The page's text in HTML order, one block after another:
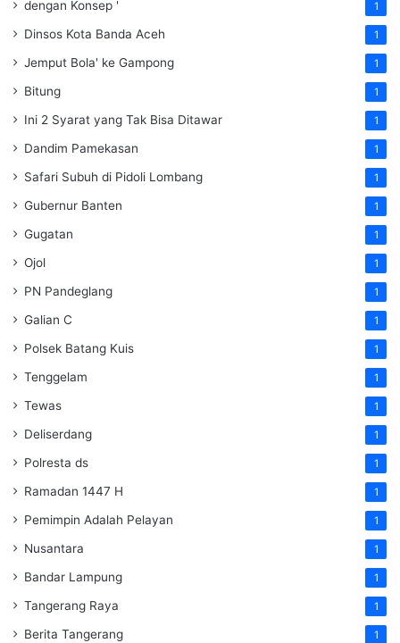
dengan Konsep ' 1
Dinsos Kota Banda Aceh 1
Jemput Bola' ke Gampong 1
Bitung 1
Ini 2 Syarat yang Tak Bisa Ditawar 1
Dandim Pamekasan 1
Safari Subuh di Pidoli Lombang 1
Gubernur Banten 1
Gugatan 1
Ojol 1
PN Pandeglang 1
Galian C 1
Polsek Batang Kuis 1
Tenggelam 1
Tewas 1
Deliserdang 1
Polresta ds 1
Ramadan 1447 H 1
Pemimpin Adalah Pelayan 1
Nusantara 1
Bandar Lampung 1
Tangerang Raya 1
Berita Tangerang 1